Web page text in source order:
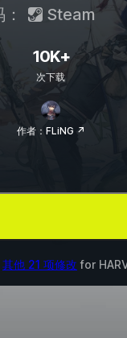
Steam
10K+
次下载
作者：FLiNG ↗
其他 21 项修改 for